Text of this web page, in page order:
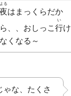
夜
よる
はまっくらだか
ら、、おしっこ行
い
け
なくなる～
ゃな、たくさ